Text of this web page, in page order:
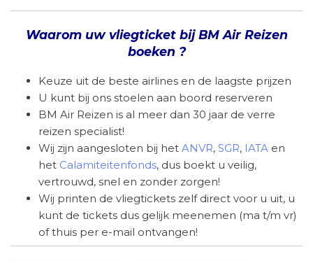
Waarom uw vliegticket bij BM Air Reizen
boeken ?
Keuze uit de beste airlines en de laagste prijzen
U kunt bij ons stoelen aan boord reserveren
BM Air Reizen is al meer dan 30 jaar de verre
reizen specialist!
Wij zijn aangesloten bij het ANVR, SGR, IATA en
het Calamiteitenfonds, dus boekt u veilig,
vertrouwd, snel en zonder zorgen!
Wij printen de vliegtickets zelf direct voor u uit, u
kunt de tickets dus gelijk meenemen (ma t/m vr)
of thuis per e-mail ontvangen!